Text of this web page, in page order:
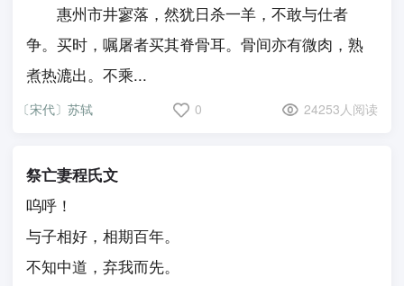
惠州市井寥落，然犹日杀一羊，不敢与仕者
争。买时，嘱屠者买其脊骨耳。骨间亦有微肉，熟
煮热漉出。不乘...
〔宋代〕苏轼 0 24253人阅读
祭亡妻程氏文
呜呼！
与子相好，相期百年。
不知中道，弃我而先。